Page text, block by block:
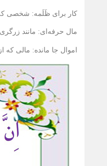
کار برای ظَلَمه: شخصی که
مال حرفه‌ای: مانند
اموال جا مانده: مالی که